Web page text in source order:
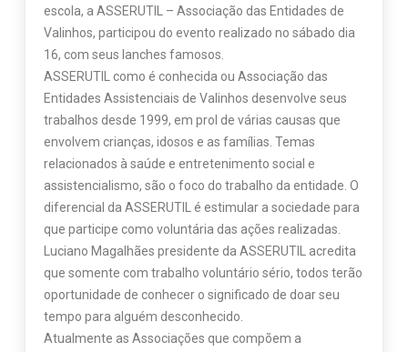
escola, a ASSERUTIL – Associação das Entidades de
Valinhos, participou do evento realizado no sábado dia
16, com seus lanches famosos.
ASSERUTIL como é conhecida ou Associação das
Entidades Assistenciais de Valinhos desenvolve seus
trabalhos desde 1999, em prol de várias causas que
envolvem crianças, idosos e as famílias. Temas
relacionados à saúde e entretenimento social e
assistencialismo, são o foco do trabalho da entidade. O
diferencial da ASSERUTIL é estimular a sociedade para
que participe como voluntária das ações realizadas.
Luciano Magalhães presidente da ASSERUTIL acredita
que somente com trabalho voluntário sério, todos terão
oportunidade de conhecer o significado de doar seu
tempo para alguém desconhecido.
Atualmente as Associações que compõem a